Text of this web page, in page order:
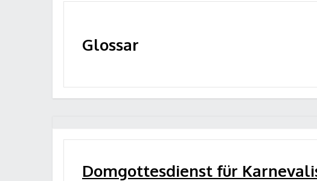
Glossar
Domgottesdienst für